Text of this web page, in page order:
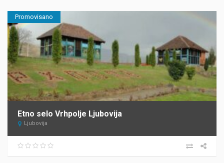
Promovisano
Etno selo Vrhpolje Ljubovija
Ljubovija